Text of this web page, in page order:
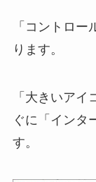
「コントロ
ります。
「大きいア
ぐに「インタ
す。